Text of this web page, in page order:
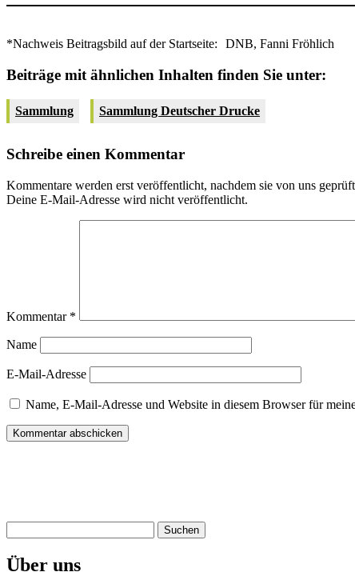
*Nachweis Beitragsbild auf der Startseite: DNB, Fanni Fröhlich
Beiträge mit ähnlichen Inhalten finden Sie unter:
Sammlung Sammlung Deutscher Drucke
Schreibe einen Kommentar
Kommentare werden erst veröffentlicht, nachdem sie von uns
Deine E-Mail-Adresse wird nicht veröffentlicht.
Kommentar *
Name
E-Mail-Adresse
Name, E-Mail-Adresse und Website in diesem Browser für
nach:
Über uns